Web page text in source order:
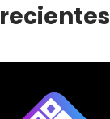
recientes